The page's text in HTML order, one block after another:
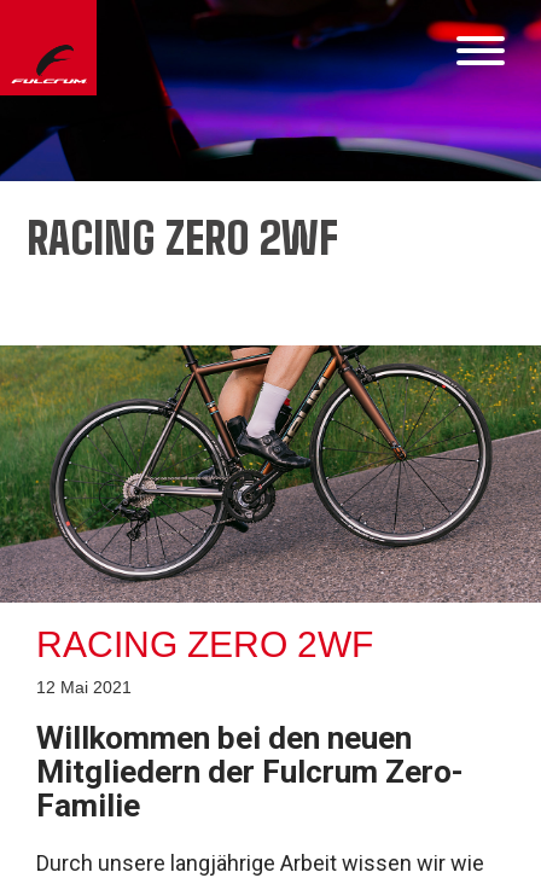
RACING ZERO 2WF
RACING ZERO 2WF
12 Mai 2021
Willkommen bei den neuen
Mitgliedern der Fulcrum Zero-
Familie
Durch unsere langjährige Arbeit wissen wir wie